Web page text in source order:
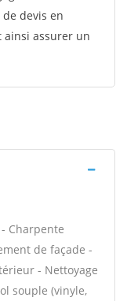
devis en
ainsi assurer un
Charpente
de façade -
- Nettoyage
souple (vinyle,